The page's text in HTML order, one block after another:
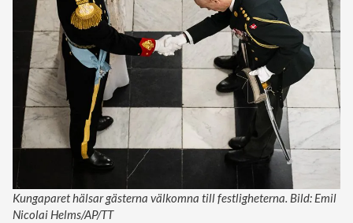
Kungaparet hälsar gästerna välkomna till festligheterna. Bild: Emil
Nicolai Helms/AP/TT